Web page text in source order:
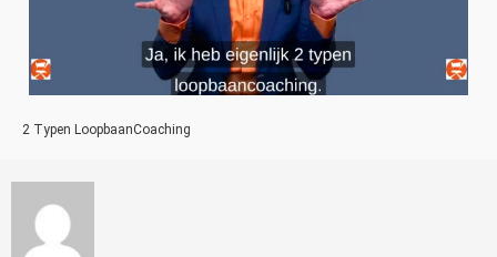
2 Typen LoopbaanCoaching